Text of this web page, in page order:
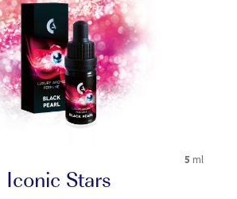
5 ml
Iconic Stars